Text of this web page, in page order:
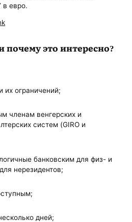
в евро.
почему это интересно?
их ограничений;
членам венгерских и
систем (GIRO и
банковским для физ- и
нерезидентов;
дней;